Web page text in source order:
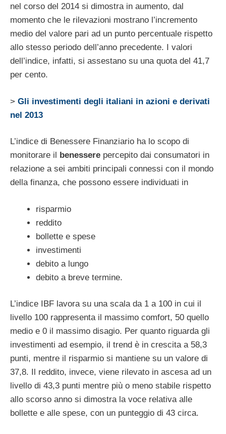
nel corso del 2014 si dimostra in aumento, dal
momento che le rilevazioni mostrano l’incremento
medio del valore pari ad un punto percentuale rispetto
allo stesso periodo dell’anno precedente. I valori
dell’indice, infatti, si assestano su una quota del 41,7
per cento.
> Gli investimenti degli italiani in azioni e derivati
nel 2013
L’indice di Benessere Finanziario ha lo scopo di
monitorare il benessere percepito dai consumatori in
relazione a sei ambiti principali connessi con il mondo
della finanza, che possono essere individuati in
risparmio
reddito
bollette e spese
investimenti
debito a lungo
debito a breve termine.
L’indice IBF lavora su una scala da 1 a 100 in cui il
livello 100 rappresenta il massimo comfort, 50 quello
medio e 0 il massimo disagio. Per quanto riguarda gli
investimenti ad esempio, il trend è in crescita a 58,3
punti, mentre il risparmio si mantiene su un valore di
37,8. Il reddito, invece, viene rilevato in ascesa ad un
livello di 43,3 punti mentre più o meno stabile rispetto
allo scorso anno si dimostra la voce relativa alle
bollette e alle spese, con un punteggio di 43 circa.